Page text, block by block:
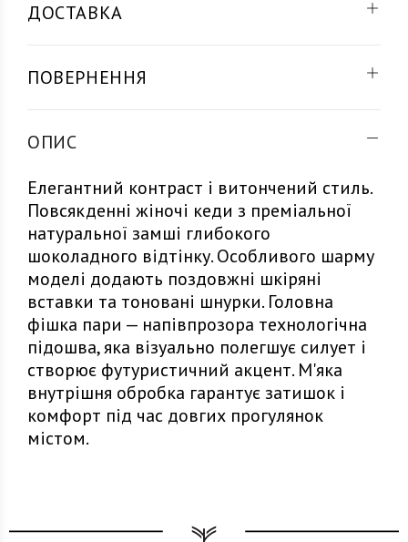
ДОСТАВКА
ПОВЕРНЕННЯ
ОПИС
Елегантний контраст і витончений стиль.
Повсякденні жіночі кеди з преміальної
натуральної замші глибокого
шоколадного відтінку. Особливого шарму
моделі додають поздовжні шкіряні
вставки та тоновані шнурки. Головна
фішка пари — напівпрозора технологічна
підошва, яка візуально полегшує силует і
створює футуристичний акцент. М'яка
внутрішня обробка гарантує затишок і
комфорт під час довгих прогулянок
містом.